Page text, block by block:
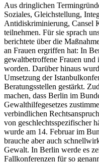
Aus dringlichen
Soziales, Gleichstellung,
Antidiskriminierung, Cansel
teilnehmen. Für sie sprach
berichtete über die
an Frauen ergriffen hat: In
gewaltbetroffene Frauen
worden. Darüber hinaus
Umsetzung der
Beratungsstellen gestärkt.
machen, dass Berlin im
Gewalthilfegesetzes
verbindlichen
von geschlechtsspezifischer
wurde am 14. Februar im
brauche aber auch
Gewalt. In Berlin werde es
Fallkonferenzen für so